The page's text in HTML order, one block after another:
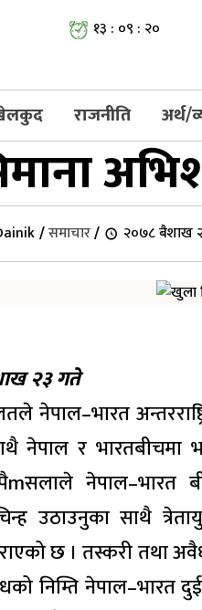
१३ : ०९ : २१
राजनीति अर्थ/
/समाचार/ २०७८ बैशाख
२३ गते
नेपाल–भारत
नेपाल र भारतबीचमा
नेपाल–भारत
उठाउनुका साथै
छ । तस्करी तथा
निम्ति नेपाल–भारत